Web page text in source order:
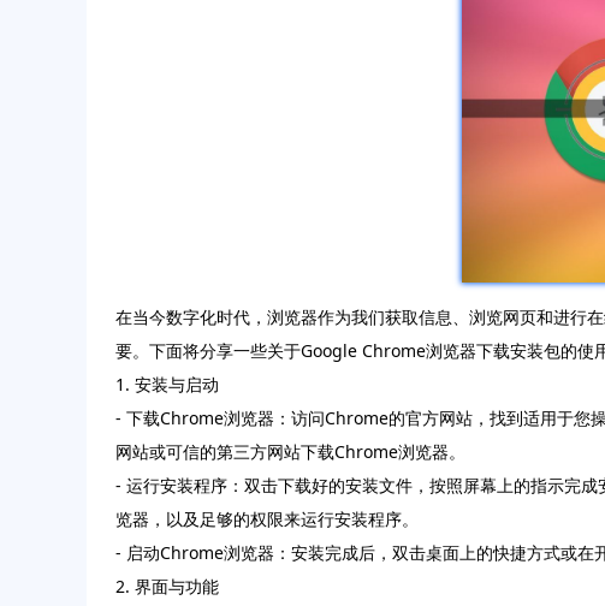
在当今数字化时代，浏览器作为我们获取信息、浏览网页和进行
要。下面将分享一些关于Google Chrome浏览器下载安装包的使
1. 安装与启动
- 下载Chrome浏览器：访问Chrome的官方网站，找到适用于您
网站或可信的第三方网站下载Chrome浏览器。
- 运行安装程序：双击下载好的安装文件，按照屏幕上的指示完
览器，以及足够的权限来运行安装程序。
- 启动Chrome浏览器：安装完成后，双击桌面上的快捷方式或在
2. 界面与功能